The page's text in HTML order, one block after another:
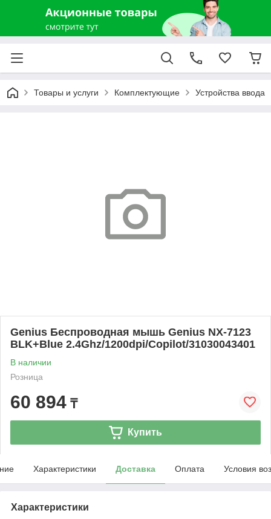
Товары и услуги Комплектующие Устройства ввода
Genius Беспроводная мышь Genius NX-7123
BLK+Blue 2.4Ghz/1200dpi/Copilot/31030043401
В наличии
Розница
60 894 ₸
Купить
Характеристики Доставка Оплата Условия
Характеристики